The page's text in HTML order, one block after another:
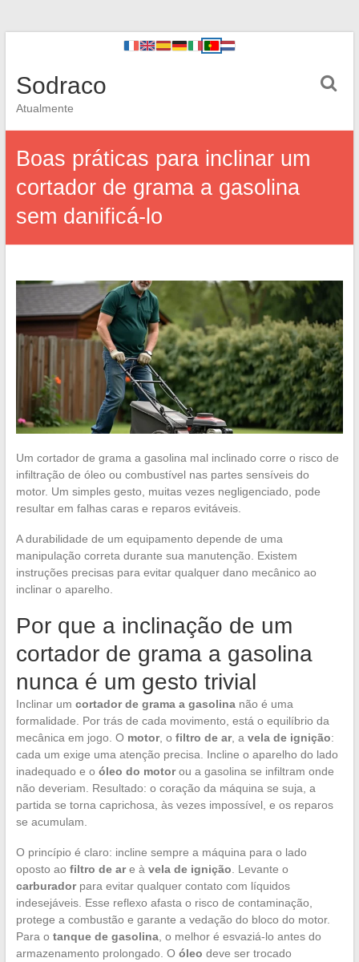
Sodraco
Atualmente
Boas práticas para inclinar um
cortador de grama a gasolina
sem danificá-lo
Um cortador de grama a gasolina mal inclinado corre o risco de
infiltração de óleo ou combustível nas partes sensíveis do
motor. Um simples gesto, muitas vezes negligenciado, pode
resultar em falhas caras e reparos evitáveis.
A durabilidade de um equipamento depende de uma
manipulação correta durante sua manutenção. Existem
instruções precisas para evitar qualquer dano mecânico ao
inclinar o aparelho.
Por que a inclinação de um
cortador de grama a gasolina
nunca é um gesto trivial
Inclinar um cortador de grama a gasolinanão é uma
formalidade. Por trás de cada movimento, está o equilíbrio da
mecânica em jogo. O motor, o filtro de ar, a vela de ignição:
cada um exige uma atenção precisa. Incline o aparelho do lado
inadequado e o óleo do motorou a gasolina se infiltram onde
não deveriam. Resultado: o coração da máquina se suja, a
partida se torna caprichosa, às vezes impossível, e os reparos
se acumulam.
O princípio é claro: incline sempre a máquina para o lado
oposto ao filtro de are à vela de ignição . Levante o
carburadorpara evitar qualquer contato com líquidos
indesejáveis. Esse reflexo afasta o risco de contaminação,
protege a combustão e garante a vedação do bloco do motor.
Para o tanque de gasolina, o melhor é esvaziá-lo antes do
armazenamento prolongado. O óleo deve ser trocado